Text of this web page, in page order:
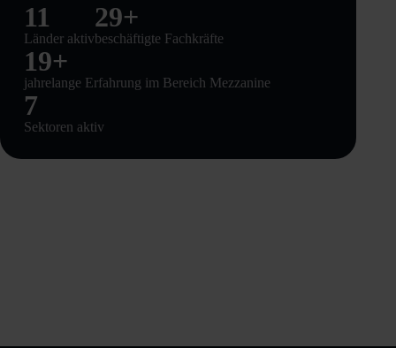
12
Länder aktiv
30+
beschäftigte Fachkräfte
20+
jahrelange Erfahrung im Bereich Mezzanine
8
Sektoren aktiv